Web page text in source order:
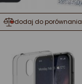
dodaj do porównania